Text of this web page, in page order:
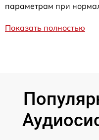
параметрам при
Показать полностью